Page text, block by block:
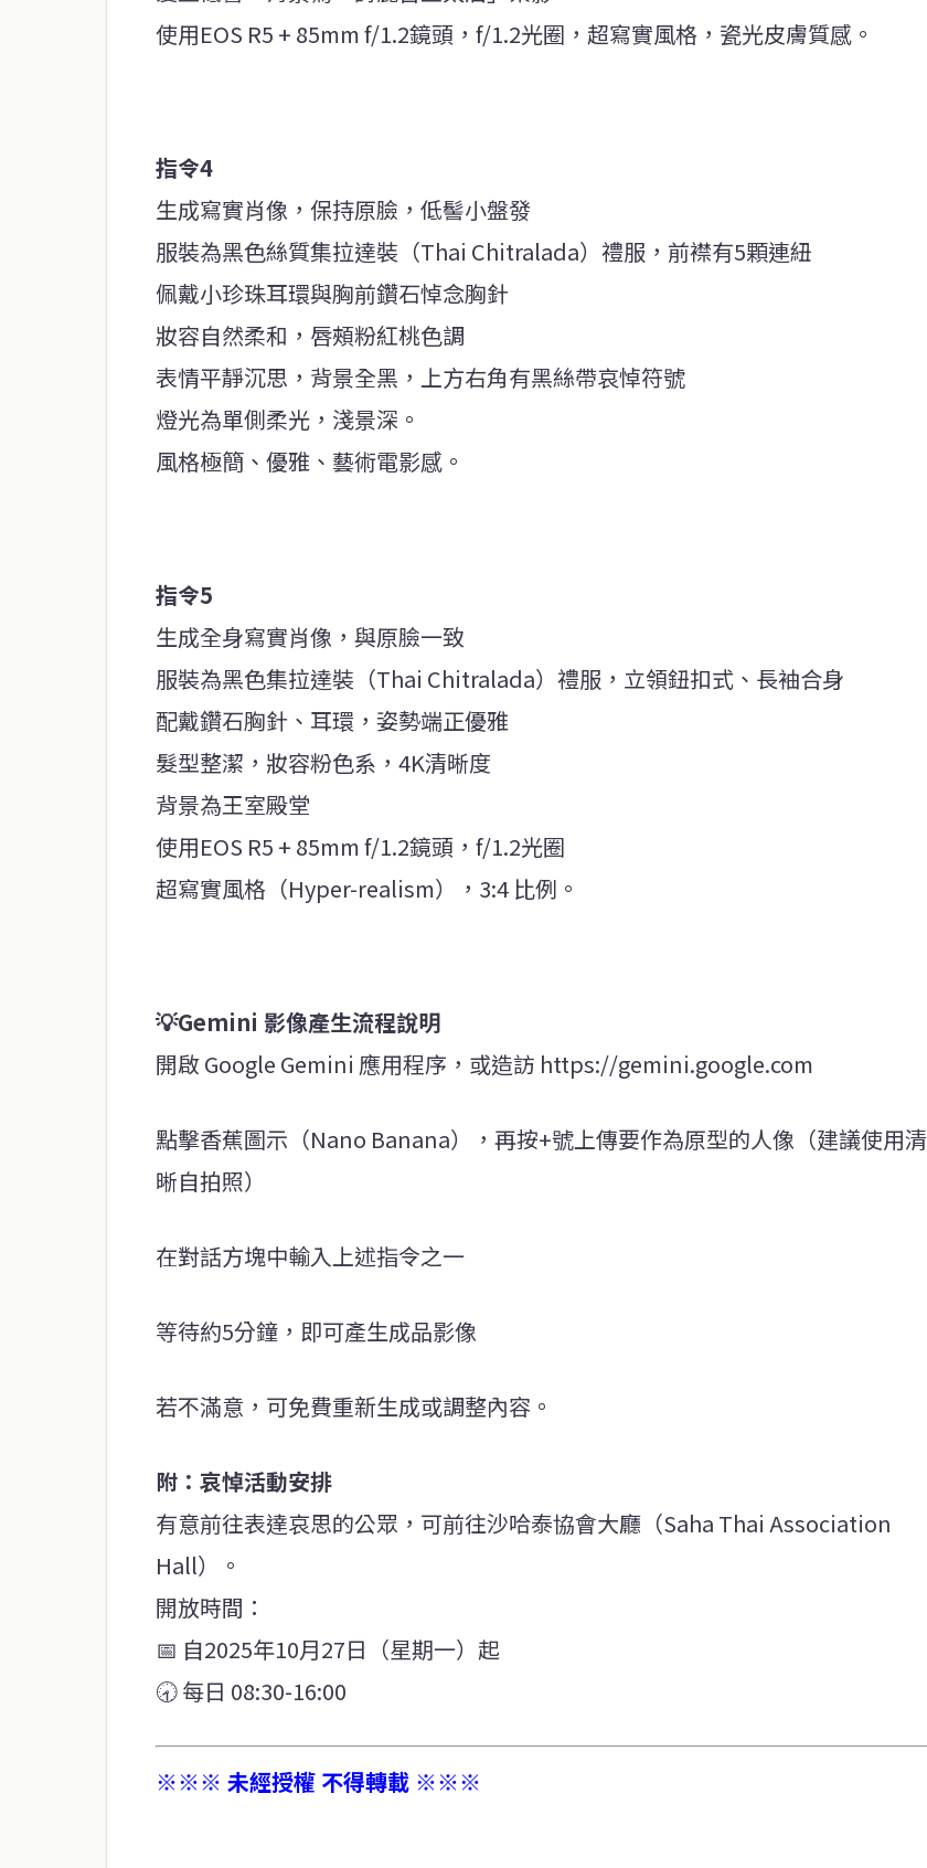
使用EOS R5 + 85mm f/1.2鏡頭，f/1.2光圈，超寫實風格，瓷光皮膚質感。
指令4
生成寫實肖像，保持原臉，低髻小盤發
服裝為黑色絲質集拉達裝（Thai Chitralada）禮服，前襟有5顆連紐
佩戴小珍珠耳環與胸前鑽石悼念胸針
妝容自然柔和，唇頰粉紅桃色調
表情平靜沉思，背景全黑，上方右角有黑絲帶哀悼符號
燈光為單側柔光，淺景深。
風格極簡、優雅、藝術電影感。
指令5
生成全身寫實肖像，與原臉一致
服裝為黑色集拉達裝（Thai Chitralada）禮服，立領鈕扣式、長袖合身
配戴鑽石胸針、耳環，姿勢端正優雅
髮型整潔，妝容粉色系，4K清晰度
背景為王室殿堂
使用EOS R5 + 85mm f/1.2鏡頭，f/1.2光圈
超寫實風格（Hyper-realism），3:4 比例。
💡Gemini 影像產生流程說明
開啟 Google Gemini 應用程序，或造訪 https://gemini.google.com
點擊香蕉圖示（Nano Banana），再按+號上傳要作為原型的人像（建議使用清
晰自拍照）
在對話方塊中輸入上述指令之一
等待約5分鐘，即可產生成品影像
若不滿意，可免費重新生成或調整內容。
附：哀悼活動安排
有意前往表達哀思的公眾，可前往沙哈泰協會大廳（Saha Thai Association
Hall）。
開放時間：
📅 自2025年10月27日（星期一）起
🕣 每日 08:30-16:00
※※※ 未經授權 不得轉載 ※※※